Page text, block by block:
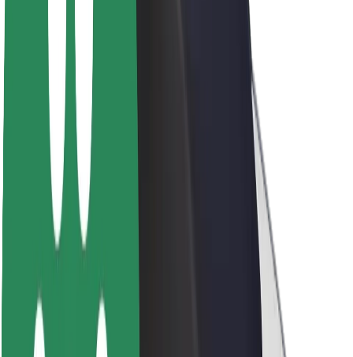
Trajnost pri Boltu
Projekt Zero
Blog
Novinarsko središče
Smernice blagovne znamke
Poslanstvo
Odnosi z vlagatelji
Vodstvo
Urban Fund